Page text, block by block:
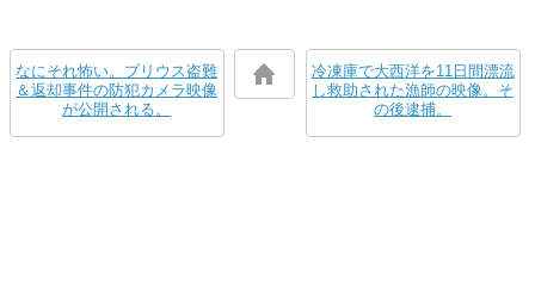
なにそれ怖い。プリウス盗難
＆返却事件の防犯カメラ映像
が公開される。
冷凍庫で大西洋を11日間漂流
し救助された漁師の映像。そ
の後逮捕。